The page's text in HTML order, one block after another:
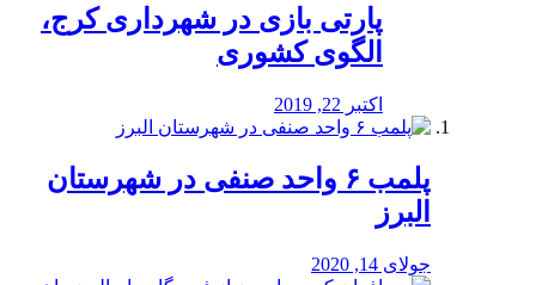
پارتی بازی در شهرداری کرج،
الگوی کشوری
اکتبر 22, 2019
پلمب ۶ واحد صنفی در شهرستان
البرز
جولای 14, 2020